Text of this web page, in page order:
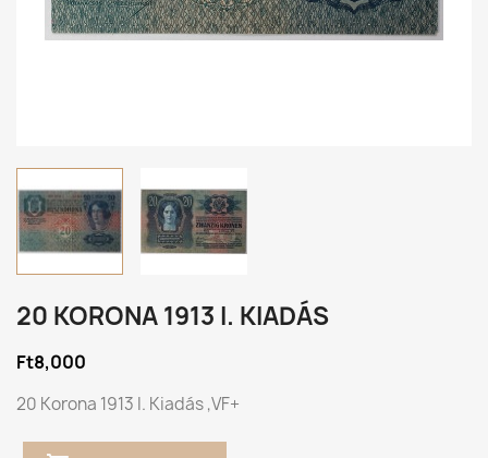
20 KORONA 1913 I. KIADÁS
Ft8,000
20 Korona 1913 I. Kiadás ,VF+